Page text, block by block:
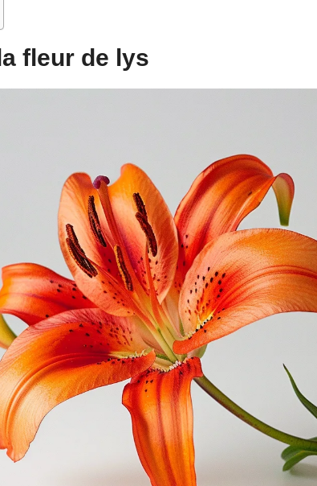
fleur de lys